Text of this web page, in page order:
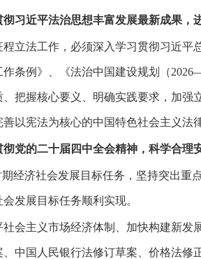
习近平法治思想丰富发展最新成果，
立法工作，必须深入学习贯彻习近
条例》、《法治中国建设规划（
、把握核心要义、明确实践要求，加
以宪法为核心的中国特色社会主义法
党的二十届四中全会精神，科学合理
期经济社会发展目标任务，坚持突出
发展目标任务顺利实现。
社会主义市场经济体制、加快构建新发
中国人民银行法修订草案、价格法